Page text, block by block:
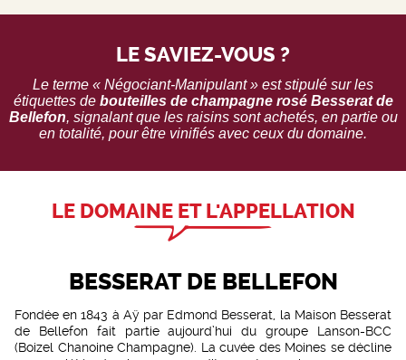
LE SAVIEZ-VOUS ?
Le terme « Négociant-Manipulant » est stipulé sur les
étiquettes de bouteilles de champagne roséBesserat de
Bellefon, signalant que les raisins sont achetés, en partie ou
en totalité, pour être vinifiés avec ceux du domaine.
LE DOMAINE ET L'APPELLATION
BESSERAT DE BELLEFON
Fondée en 1843 à Aÿ par Edmond Besserat, la Maison Besserat
de Bellefon fait partie aujourd’hui du groupe Lanson-BCC
(Boizel Chanoine Champagne). La cuvée des Moines se décline